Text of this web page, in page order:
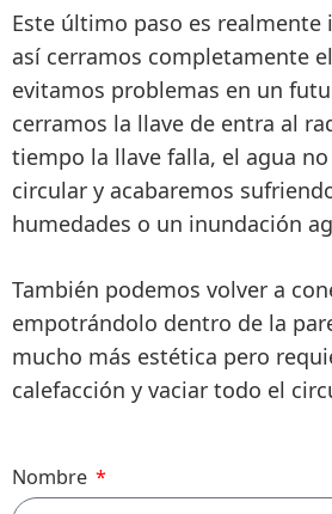
Este último paso es
así cerramos completamente
evitamos problemas en un
cerramos la llave de entra al
tiempo la llave falla, el agua
circular y acabaremos
humedades o un inundación
También podemos volver a
empotrándolo dentro de la
mucho más estética pero
calefacción y vaciar todo el
Nombre